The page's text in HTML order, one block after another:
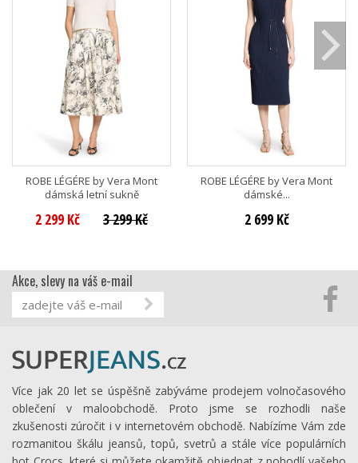
ROBE LÉGÉRE by Vera Mont
dámská letní sukně
2 299 Kč 3 299 Kč
ROBE LÉGÉRE by Vera Mont
dámské...
2 699 Kč
Akce, slevy na váš e-mail
Více jak 20 let se úspěšně zabýváme prodejem volnočasového
oblečení v maloobchodě. Proto jsme se rozhodli naše
zkušenosti zúročit i v internetovém obchodě. Nabízíme Vám zde
rozmanitou škálu jeansů, topů, svetrů a stále více populárních